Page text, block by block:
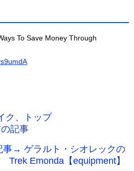
To Save Money Through
ク、トップ
記事
事→ ゲラルト・シオレックの
Trek Emonda【equipment】